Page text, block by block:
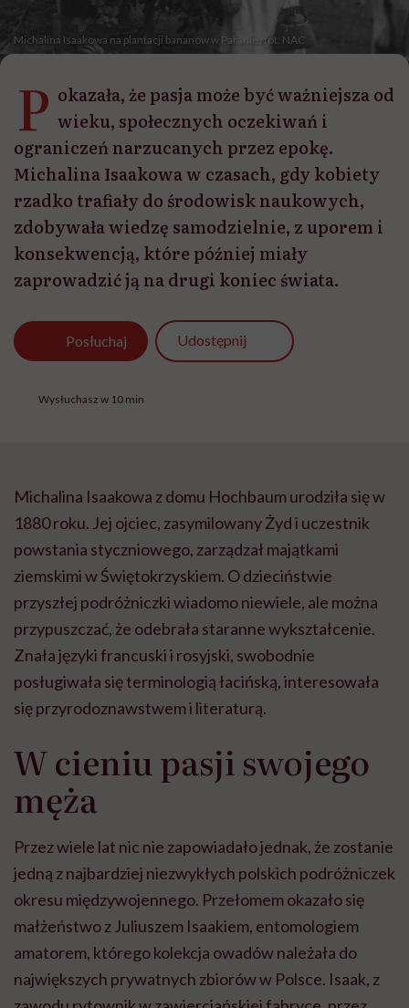
Michalina Isaakowa na plantacji bananów w Paranie /fot. NAC
P okazała, że pasja może być ważniejsza od
wieku, społecznych oczekiwań i
ograniczeń narzucanych przez epokę.
Michalina Isaakowa w czasach, gdy kobiety
rzadko trafiały do środowisk naukowych,
zdobywała wiedzę samodzielnie, z uporem i
konsekwencją, które później miały
zaprowadzić ją na drugi koniec świata.
Posłuchaj Udostępnij
Wysłuchasz w 10 min
Michalina Isaakowa z domu Hochbaum urodziła się w
1880 roku. Jej ojciec, zasymilowany Żyd i uczestnik
powstania styczniowego, zarządzał majątkami
ziemskimi w Świętokrzyskiem. O dzieciństwie
przyszłej podróżniczki wiadomo niewiele, ale można
przypuszczać, że odebrała staranne wykształcenie.
Znała języki francuski i rosyjski, swobodnie
posługiwała się terminologią łacińską, interesowała
się przyrodoznawstwem i literaturą.
W cieniu pasji swojego
męża
Przez wiele lat nic nie zapowiadało jednak, że zostanie
jedną z najbardziej niezwykłych polskich podróżniczek
okresu międzywojennego. Przełomem okazało się
małżeństwo z Juliuszem Isaakiem, entomologiem
amatorem, którego kolekcja owadów należała do
największych prywatnych zbiorów w Polsce. Isaak, z